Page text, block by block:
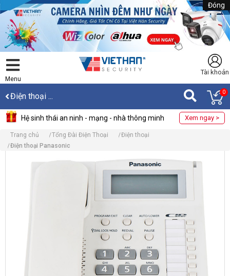
Đóng
Menu
Tài khoản
Điện thoại ... 0
Hệ sinh thái an ninh - mạng - nhà thông minh Xem ngay >
Trang chủ Tổng Đài Điện Thoại
Điện thoại
Điện thoại Panasonic